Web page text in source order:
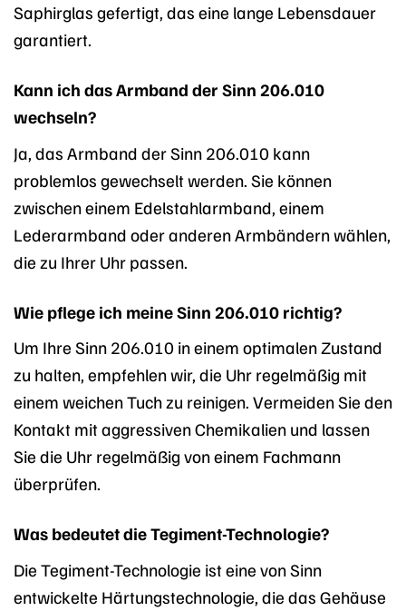
Saphirglas gefertigt, das eine lange Lebensdauer
garantiert.
Kann ich das Armband der Sinn 206.010
wechseln?
Ja, das Armband der Sinn 206.010 kann
problemlos gewechselt werden. Sie können
zwischen einem Edelstahlarmband, einem
Lederarmband oder anderen Armbändern wählen,
die zu Ihrer Uhr passen.
Wie pflege ich meine Sinn 206.010 richtig?
Um Ihre Sinn 206.010 in einem optimalen Zustand
zu halten, empfehlen wir, die Uhr regelmäßig mit
einem weichen Tuch zu reinigen. Vermeiden Sie den
Kontakt mit aggressiven Chemikalien und lassen
Sie die Uhr regelmäßig von einem Fachmann
überprüfen.
Was bedeutet die Tegiment-Technologie?
Die Tegiment-Technologie ist eine von Sinn
entwickelte Härtungstechnologie, die das Gehäuse